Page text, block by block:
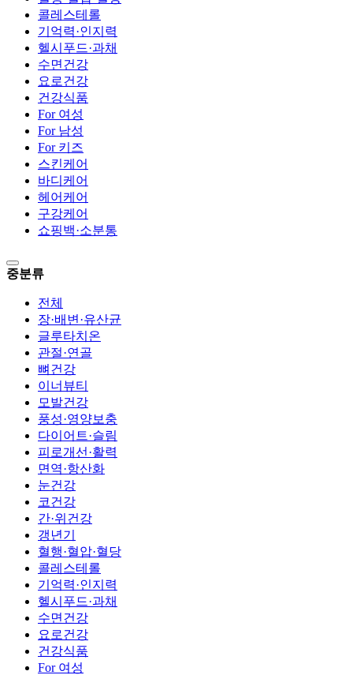
콜레스테롤
기억력·인지력
헬시푸드·과채
수면건강
요로건강
건강식품
For 여성
For 남성
For 키즈
스킨케어
바디케어
헤어케어
구강케어
쇼핑백·소분통
중분류
전체
장·배변·유산균
글루타치온
관절·연골
뼈건강
이너뷰티
모발건강
풍성·영양보충
다이어트·슬림
피로개선·활력
면역·항산화
눈건강
코건강
간·위건강
갱년기
혈행·혈압·혈당
콜레스테롤
기억력·인지력
헬시푸드·과채
수면건강
요로건강
건강식품
For 여성